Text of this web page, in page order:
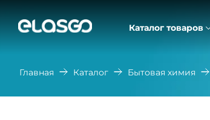
Каталог товаров
Главная Каталог Бытовая химия